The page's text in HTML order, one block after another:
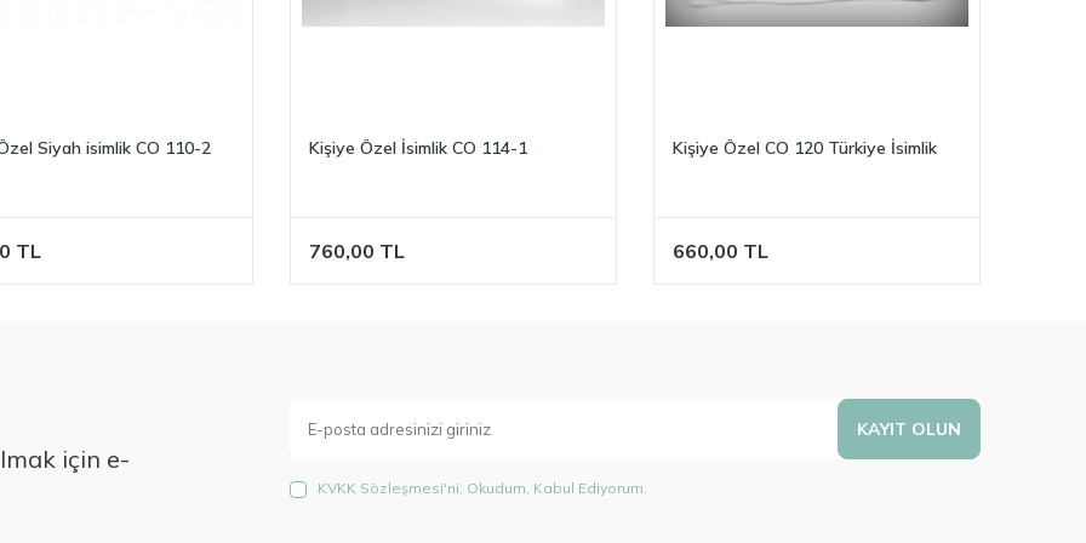
Siyah isimlik CO 110-2
TL
Kişiye Özel İsimlik CO 114-1
760,00 TL
Kişiye Özel CO 120 Türkiye İsimlik
660,00 TL
için e-
KAYIT OLUN
KVKK Sözleşmesi'ni , Okudum, Kabul Ediyorum.